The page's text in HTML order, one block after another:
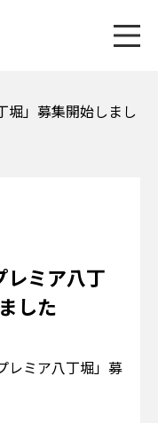
堀」募集開始しまし
レミア八丁
した
レミア八丁堀」募